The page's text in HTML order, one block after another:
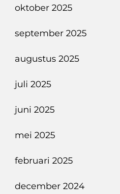
oktober 2025
september 2025
augustus 2025
juli 2025
juni 2025
mei 2025
februari 2025
december 2024